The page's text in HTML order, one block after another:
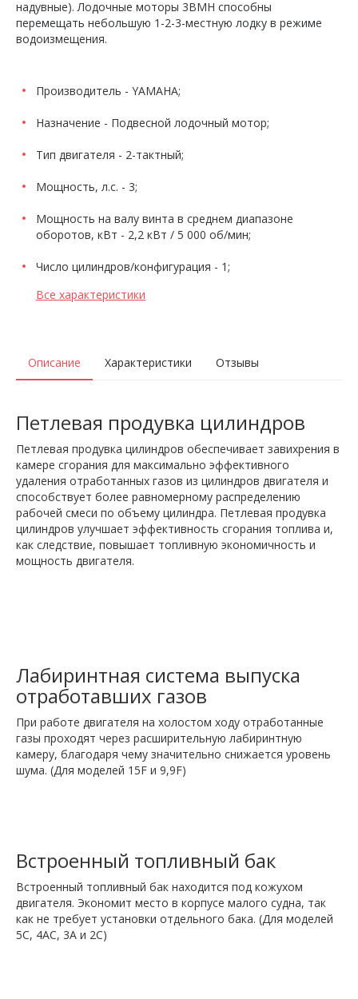
надувные). Лодочные моторы 3ВMH способны
перемещать небольшую 1-2-3-местную лодку в режиме
водоизмещения.
Производитель - YAMAHA;
Назначение - Подвесной лодочный мотор;
Тип двигателя - 2-тактный;
Мощность, л.с. - 3;
Мощность на валу винта в среднем диапазоне
оборотов, кВт - 2,2 кВт / 5 000 об/мин;
Число цилиндров/конфигурация - 1;
Все характеристики
Описание Характеристики Отзывы
Петлевая продувка цилиндров
Петлевая продувка цилиндров обеспечивает завихрения в
камере сгорания для максимально эффективного
удаления отработанных газов из цилиндров двигателя и
способствует более равномерному распределению
рабочей смеси по объему цилиндра. Петлевая продувка
цилиндров улучшает эффективность сгорания топлива и,
как следствие, повышает топливную экономичность и
мощность двигателя.
Лабиринтная система выпуска
отработавших газов
При работе двигателя на холостом ходу отработанные
газы проходят через расширительную лабиринтную
камеру, благодаря чему значительно снижается уровень
шума. (Для моделей 15F и 9,9F)
Встроенный топливный бак
Встроенный топливный бак находится под кожухом
двигателя. Экономит место в корпусе малого судна, так
как не требует установки отдельного бака. (Для моделей
5C, 4AC, 3A и 2C)